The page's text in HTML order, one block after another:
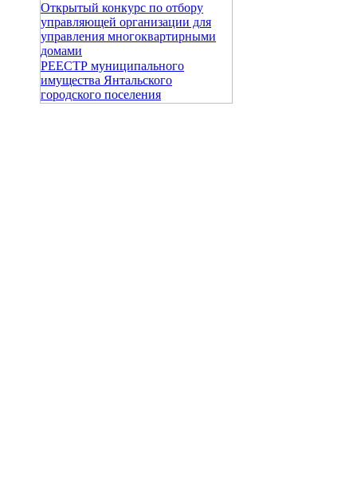
Открытый конкурс по отбору
управляющей организации для
управления многоквартирными
домами
РЕЕСТР муниципального
имущества Янтальского
городского поселения